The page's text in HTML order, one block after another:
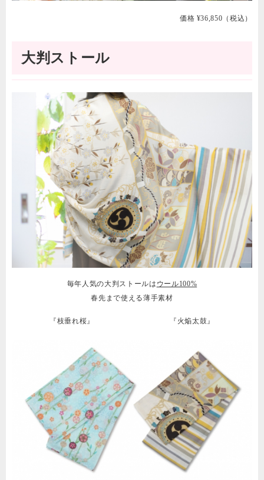
価格 ¥36,850（税込）
大判ストール
毎年人気の大判ストールは ウール100%
春先まで使える薄手素材
『枝垂れ桜』 『火焔太鼓』